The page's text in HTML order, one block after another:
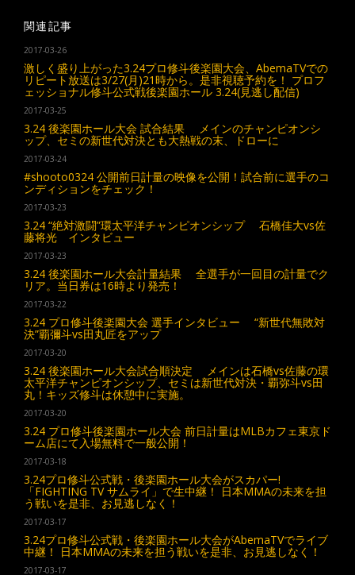
関連記事
2017-03-26
激しく盛り上がった3.24プロ修斗後楽園大会、AbemaTVでの
リピート放送は3/27(月)21時から。是非視聴予約を！ プロフ
ェッショナル修斗公式戦後楽園ホール 3.24(見逃し配信)
2017-03-25
3.24 後楽園ホール大会 試合結果 メインのチャンピオンシ
ップ、セミの新世代対決とも大熱戦の末、ドローに
2017-03-24
#shooto0324 公開前日計量の映像を公開！試合前に選手のコ
ンディションをチェック！
2017-03-23
3.24 “絶対激闘”環太平洋チャンピオンシップ 石橋佳大vs佐
藤将光 インタビュー
2017-03-23
3.24 後楽園ホール大会計量結果 全選手が一回目の計量でク
リア。当日券は16時より発売！
2017-03-22
3.24 プロ修斗後楽園大会 選手インタビュー “新世代無敗対
決”覇彌斗vs田丸匠をアップ
2017-03-20
3.24 後楽園ホール大会試合順決定 メインは石橋vs佐藤の環
太平洋チャンピオンシップ、セミは新世代対決・覇弥斗vs田
丸！キッズ修斗は休憩中に実施。
2017-03-20
3.24 プロ修斗後楽園ホール大会 前日計量はMLBカフェ東京ド
ーム店にて入場無料で一般公開！
2017-03-18
3.24プロ修斗公式戦・後楽園ホール大会がスカパー!
「FIGHTING TV サムライ」で生中継！ 日本MMAの未来を担
う戦いを是非、お見逃しなく！
2017-03-17
3.24プロ修斗公式戦・後楽園ホール大会がAbemaTVでライブ
中継！ 日本MMAの未来を担う戦いを是非、お見逃しなく！
2017-03-17